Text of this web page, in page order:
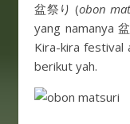
盆祭り (obon
yang namanya
Kira-kira festival
berikut yah.